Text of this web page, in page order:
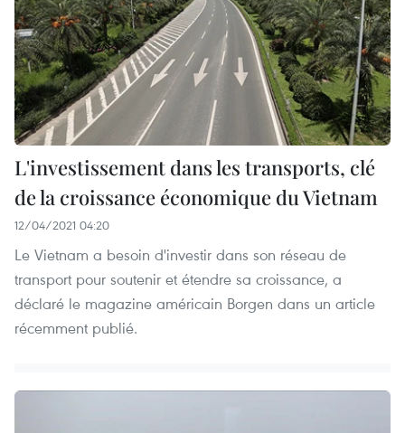
L'investissement dans les transports, clé
de la croissance économique du Vietnam
12/04/2021 04:20
Le Vietnam a besoin d'investir dans son réseau de
transport pour soutenir et étendre sa croissance, a
déclaré le magazine américain Borgen dans un article
récemment publié.